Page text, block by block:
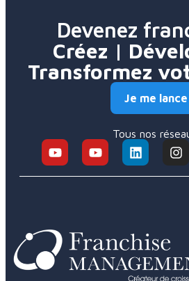
Devenez
Créez |
Transformez
Je me lance
Tous nos